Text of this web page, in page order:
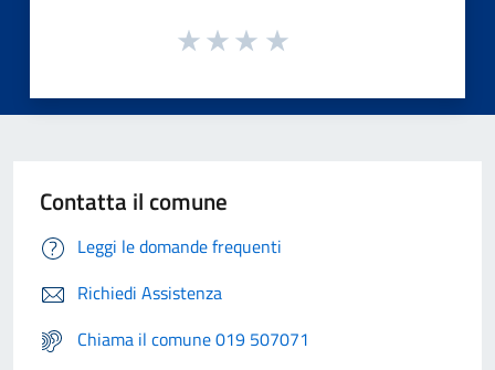
Contatta il comune
Leggi le domande frequenti
Richiedi Assistenza
Chiama il comune 019 507071